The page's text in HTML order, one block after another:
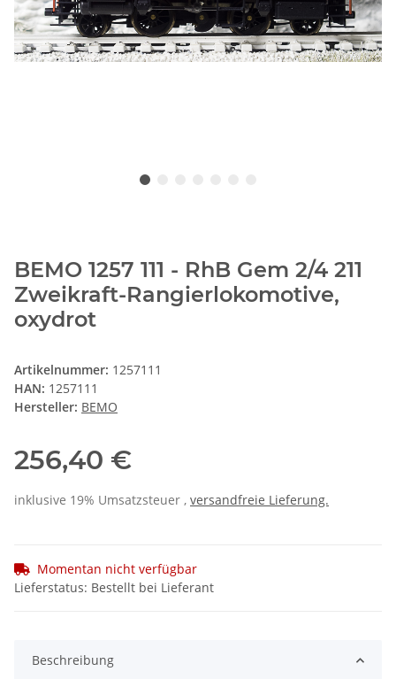
BEMO 1257 111 - RhB Gem 2/4 211
Zweikraft-Rangierlokomotive,
oxydrot
Artikelnummer: 1257111
HAN: 1257111
Hersteller: BEMO
256,40 €
inklusive 19% Umsatzsteuer , versandfreie Lieferung.
Momentan nicht verfügbar
Lieferstatus: Bestellt bei Lieferant
Beschreibung